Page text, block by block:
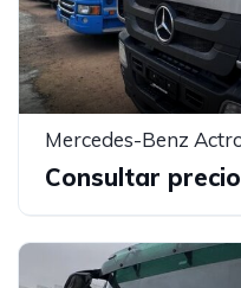
Consultar precio